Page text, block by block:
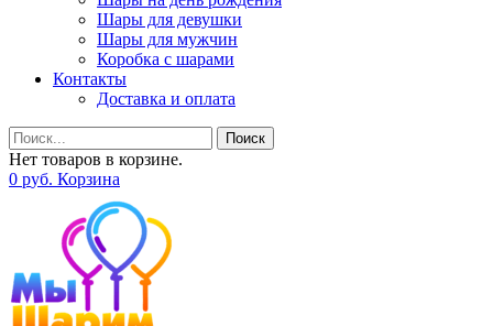
Шары для девушки
Шары для мужчин
Коробка с шарами
Контакты
Доставка и оплата
Поиск
Нет товаров в корзине.
0 руб. Корзина